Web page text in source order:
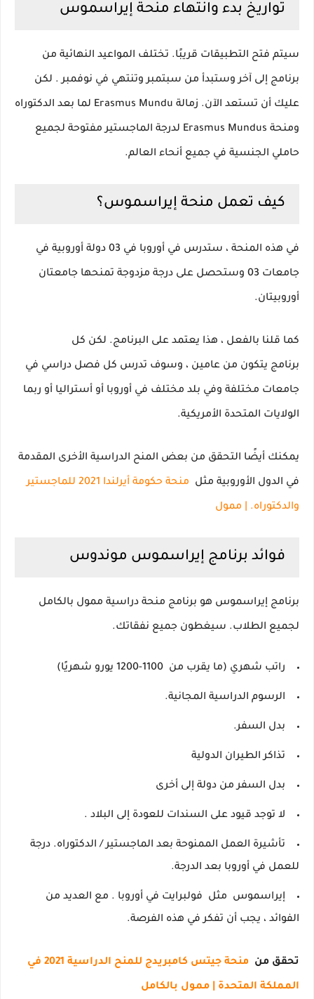
تواريخ بدء وانتهاء منحة إيراسموس
سيتم فتح التطبيقات قريبًا. تختلف المواعيد النهائية من
برنامج إلى آخر وستبدأ من سبتمبر وتنتهي في نوفمبر. لكن
عليك أن تستعد الآن. زمالة Erasmus Mundu لما بعد الدكتوراه
ومنحة Erasmus Mundus لدرجة الماجستير مفتوحة لجميع
حاملي الجنسية في جميع أنحاء العالم.
كيف تعمل منحة إيراسموس؟
في هذه المنحة ، ستدرس في أوروبا في 03 دولة أوروبية في
جامعات 03 وستحصل على درجة مزدوجة تمنحها جامعتان
أوروبيتان.
كما قلنا بالفعل ، هذا يعتمد على البرنامج. لكن كل
برنامج يتكون من عامين ، وسوف تدرس كل فصل دراسي في
جامعات مختلفة وفي بلد مختلف في أوروبا أو أستراليا أو ربما
الولايات المتحدة الأمريكية.
يمكنك أيضًا التحقق من بعض المنح الدراسية الأخرى المقدمة
في الدول الأوروبية مثل منحة حكومة أيرلندا 2021 للماجستير
والدكتوراه. ممول
فوائد برنامج إيراسموس موندوس
برنامج إيراسموس هو برنامج منحة دراسية ممول بالكامل
لجميع الطلاب. سيغطون جميع نفقاتك.
راتب شهري (ما يقرب من 1100-1200 يورو شهريًا)
الرسوم الدراسية المجانية.
بدل السفر.
تذاكر الطيران الدولية
بدل السفر من دولة إلى أخرى
لا توجد قيود على السندات للعودة إلى البلاد .
تأشيرة العمل الممنوحة بعد الماجستير / الدكتوراه. درجة
للعمل في أوروبا بعد الدرجة.
إيراسموس مثل فولبرايت في أوروبا . مع العديد من
الفوائد ، يجب أن تفكر في هذه الفرصة.
تحقق من منحة جيتس كامبريدج للمنح الدراسية 2021 في
المملكة المتحدة | ممول بالكامل